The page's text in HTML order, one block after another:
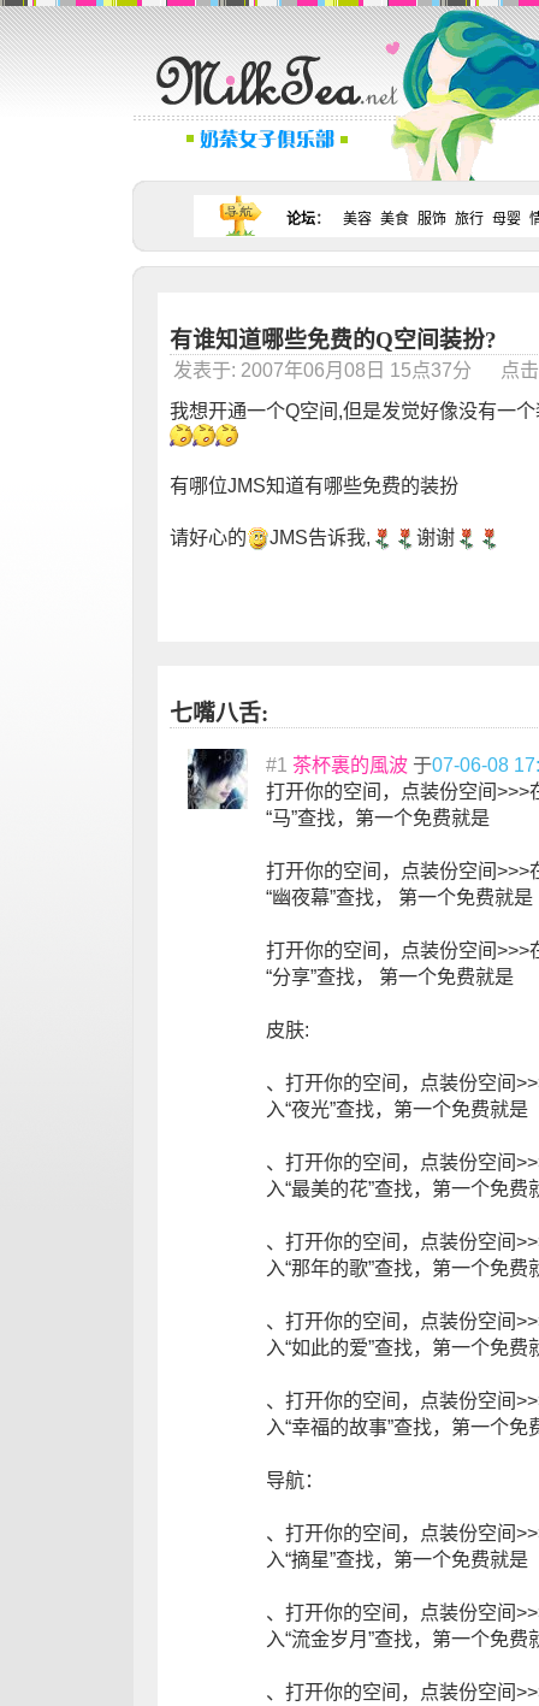
论坛： 美容 美食 服饰 旅行 母婴
有谁知道哪些免费的Q空间装扮?
发表于: 2007年06月08日 15点37分 点
我想开通一个Q空间,但是发觉好像没有一
有哪位JMS知道有哪些免费的装扮
请好心的 JMS告诉我, 谢谢
七嘴八舌:
#1 茶杯裏的風波 于07-06-08
打开你的空间，点装份空间
“马”查找，第一个免费就是
打开你的空间，点装份空间
“幽夜幕”查找， 第一个免费就是
打开你的空间，点装份空间
“分享”查找， 第一个免费就是
皮肤:
、打开你的空间，点装份空间
入“夜光”查找，第一个免费就是
、打开你的空间，点装份空间
入“最美的花”查找，第一个免费
、打开你的空间，点装份空间
入“那年的歌”查找，第一个免费
、打开你的空间，点装份空间
入“如此的爱”查找，第一个免费
、打开你的空间，点装份空间
入“幸福的故事”查找，第一个免
导航：
、打开你的空间，点装份空间
入“摘星”查找，第一个免费就是
、打开你的空间，点装份空间
入“流金岁月”查找，第一个免费
、打开你的空间，点装份空间